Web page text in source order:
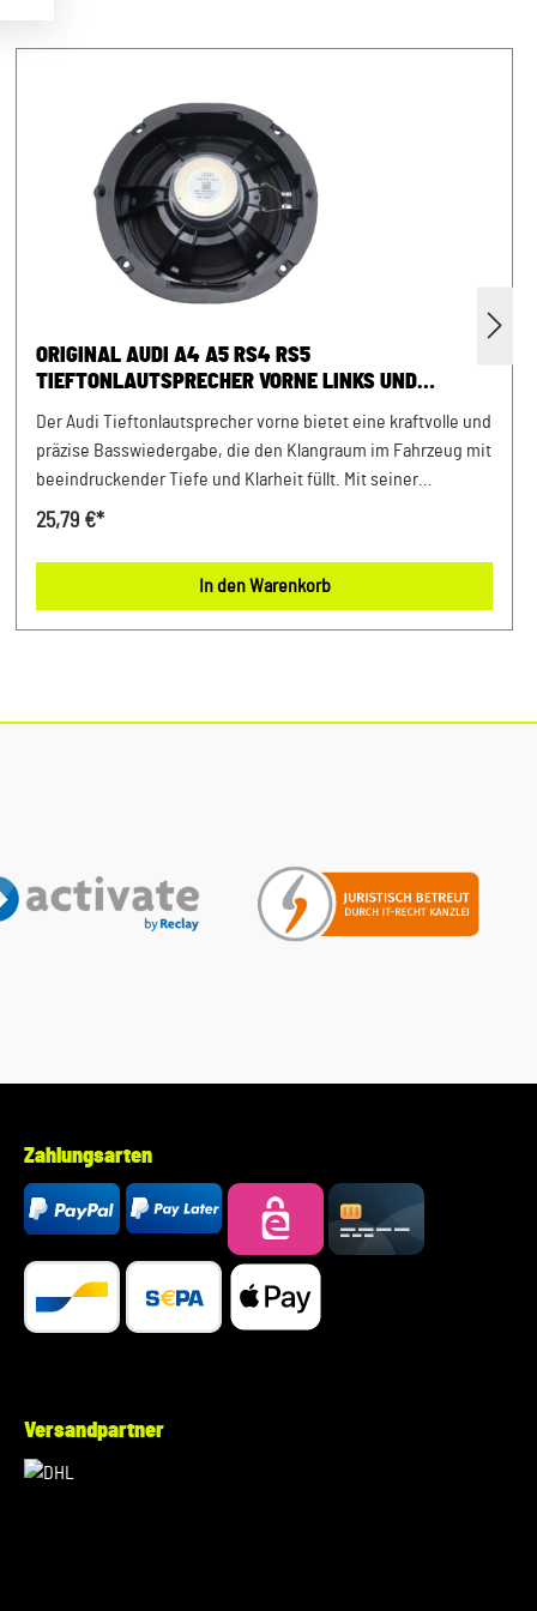
ORIGINAL AUDI A4 A5 RS4 RS5
TIEFTONLAUTSPRECHER VORNE LINKS UND
Der Audi Tieftonlautsprecher vorne bietet eine kraftvolle und
präzise Basswiedergabe, die den Klangraum im Fahrzeug mit
beeindruckender Tiefe und Klarheit füllt. Mit seiner
hochwertigen Konstruktion und fortschrittlichen
während der Fahrt. Produktinfos: 100% passgenau, da
Original ErsatzteilOriginal Audi Tieftonlautsprecher für vorne
gewünschte Artikel zum Fahrzeug passt.
25,79 €*
In den Warenkorb
Zahlungsarten
Versandpartner